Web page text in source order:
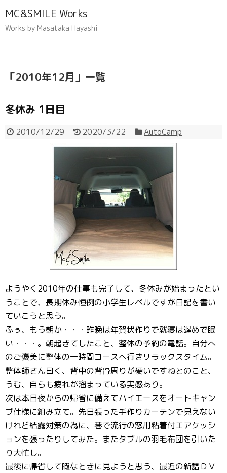
MC&SMILE Works
Works by Masataka Hayashi
「2010年12月 」 一覧
冬休み 1日目
2010/12/29 2020/3/22 AutoCamp
ようやく2010年の仕事も完了して、冬休みが始まったとい
うことで、長期休み恒例の小学生レベルですが日記を書い
ていこうと思う。
ふぅ、もう朝か・・・昨晩は年賀状作りで就寝は遅めで眠
い・・・。朝起きてしたこと、整体の予約の電話。自分へ
のご褒美に整体の一時間コースへ行きリラックスタイム。
整体師さん曰く、背中の背骨周りが硬いですねとのこと、
うむ、自らも疲れが溜まっている実感あり。
次は本日夜からの帰省に備えてハイエースをオートキャン
プ仕様に組み立て。先日張った手作りカーテンで見えない
けれど結露対策の為に、巷で流行の窓用粘着付エアクッシ
ョンを張ったりしてみた。またタブルの羽毛布団を引いた
り大忙し。
最後に帰省して暇なときに見ようと思う、最近の新譜ＤＶ